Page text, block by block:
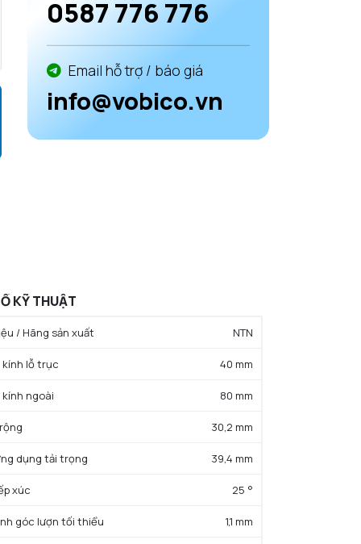
0587 776 776
Email hỗ trợ / báo giá
info@vobico.vn
KỸ THUẬT
/ Hãng sản xuất NTN
lỗ trục 40 mm
kính ngoài 80 mm
30,2 mm
dụng tải trọng 39,4 mm
xúc 25 °
góc lượn tối thiểu 1,1 mm